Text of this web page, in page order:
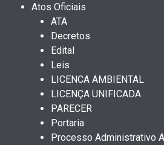
Atos Oficiais
ATA
Decretos
Edital
Leis
LICENCA AMBIENTAL
LICENÇA UNIFICADA
PARECER
Portaria
Processo Administrativo